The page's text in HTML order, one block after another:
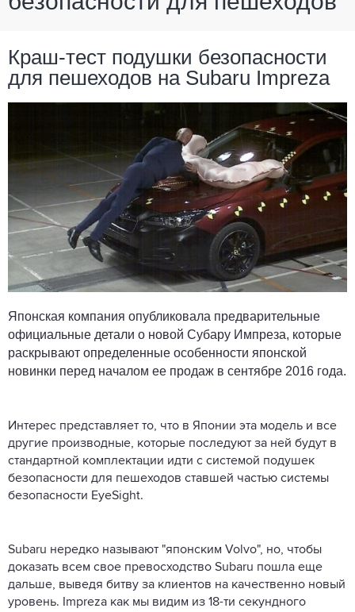
Краш-тест подушки безопасности
для пешеходов на Subaru Impreza
Японская компания опубликовала предварительные
официальные детали о новой Субару Импреза, которые
раскрывают определенные особенности японской
новинки перед началом ее продаж в сентябре 2016 года.
Интерес представляет то, что в Японии эта модель и все
другие производные, которые последуют за ней будут в
стандартной комплектации идти с системой подушек
безопасности для пешеходов ставшей частью системы
безопасности EyeSight.
Subaru нередко называют "японским Volvo", но, чтобы
доказать всем свое превосходство Subaru пошла еще
дальше, выведя битву за клиентов на качественно новый
уровень. Impreza как мы видим из 18-ти секундного